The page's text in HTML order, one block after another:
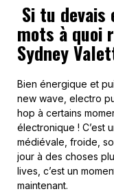
Si tu devais
mots à quoi
Sydney
Bien énergique et
new wave, electro
hop à certains
électronique ! C’est
médiévale, froide,
jour à des choses
lives, c’est un
maintenant.